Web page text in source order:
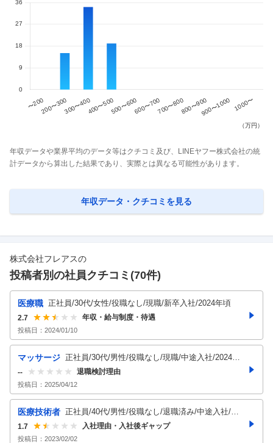
年収データや業界平均のデータ等はクチコミ及び、LINEヤフー株式会社の統
計データから算出した結果であり、実際とは異なる可能性があります。
年収データ・クチコミを見る
株式会社フレアスの
投稿者別の社員クチコミ(70件)
医療職 正社員/30代/女性/役職なし/現職/新卒入社/2024年頃
2.7 年収・給与制度・待遇
投稿日： 2024/01/10
マッサージ 正社員/30代/男性/役職なし/現職/中途入社/2024年
頃
-- 退職検討理由
投稿日： 2025/04/12
医療技術者 正社員/40代/男性/役職なし/退職済み/中途入社/既
婚/子育て中/2020年頃
1.7 入社理由・入社後ギャップ
投稿日： 2023/02/02